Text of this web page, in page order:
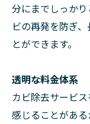
分にまでしっか
ビの再発を防ぎ
とができます。
透明な料金体系
カビ除去サービ
感じることがあ